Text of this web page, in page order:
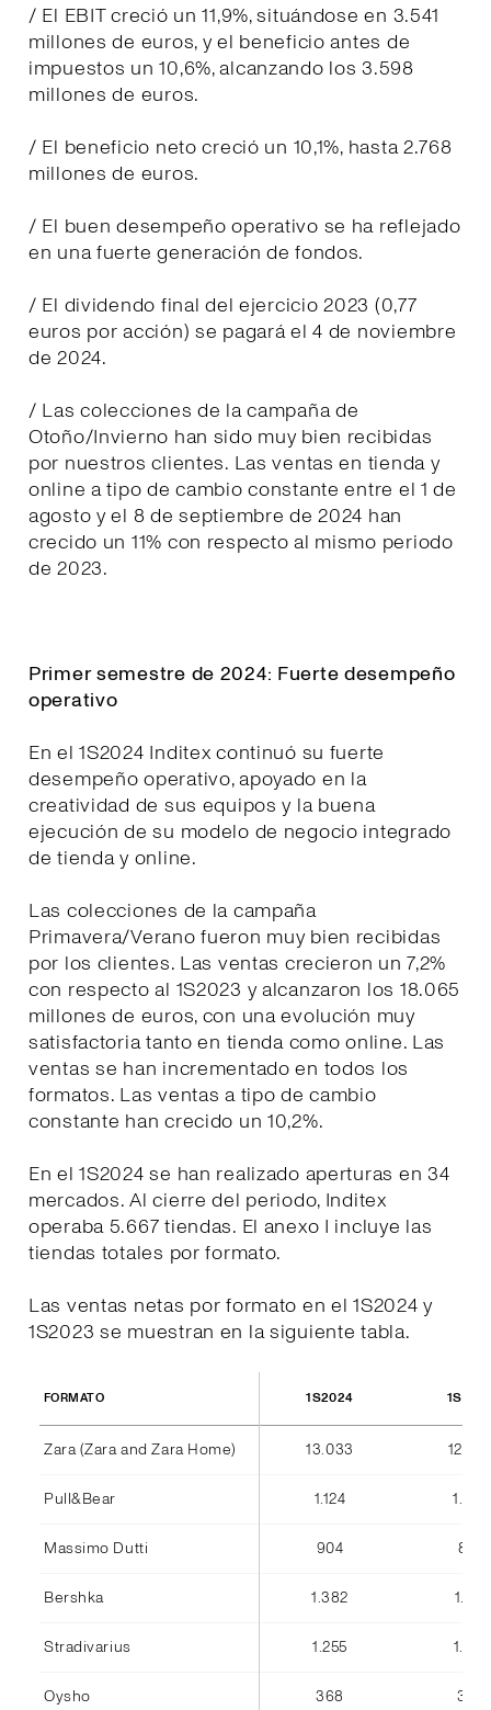
/ El EBIT creció un 11,9%, situándose en 3.541
millones de euros, y el beneficio antes de
impuestos un 10,6%, alcanzando los 3.598
millones de euros.
/ El beneficio neto creció un 10,1%, hasta 2.768
millones de euros.
/ El buen desempeño operativo se ha reflejado
en una fuerte generación de fondos.
/ El dividendo final del ejercicio 2023 (0,77
euros por acción) se pagará el 4 de noviembre
de 2024.
/ Las colecciones de la campaña de
Otoño/Invierno han sido muy bien recibidas
por nuestros clientes. Las ventas en tienda y
online a tipo de cambio constante entre el 1 de
agosto y el 8 de septiembre de 2024 han
crecido un 11% con respecto al mismo periodo
de 2023.
Primer semestre de 2024: Fuerte desempeño
operativo
En el 1S2024 Inditex continuó su fuerte
desempeño operativo, apoyado en la
creatividad de sus equipos y la buena
ejecución de su modelo de negocio integrado
de tienda y online.
Las colecciones de la campaña
Primavera/Verano fueron muy bien recibidas
por los clientes. Las ventas crecieron un 7,2%
con respecto al 1S2023 y alcanzaron los 18.065
millones de euros, con una evolución muy
satisfactoria tanto en tienda como online. Las
ventas se han incrementado en todos los
formatos. Las ventas a tipo de cambio
constante han crecido un 10,2%.
En el 1S2024 se han realizado aperturas en 34
mercados. Al cierre del periodo, Inditex
operaba 5.667 tiendas. El anexo I incluye las
tiendas totales por formato.
Las ventas netas por formato en el 1S2024 y
1S2023 se muestran en la siguiente tabla.
FORMATO 1S2024
Zara (Zara and Zara Home) 13.033
Pull&Bear 1.124 1.042
Massimo Dutti 904 842
Bershka 1.382 1.184
Stradivarius 1.255 1.075
Oysho 368 346